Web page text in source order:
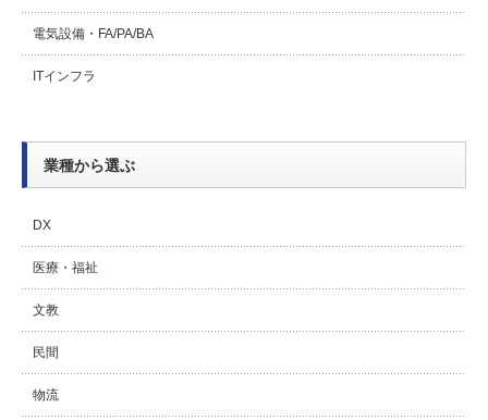
電気設備・FA/PA/BA
ITインフラ
業種から選ぶ
DX
医療・福祉
文教
民間
物流